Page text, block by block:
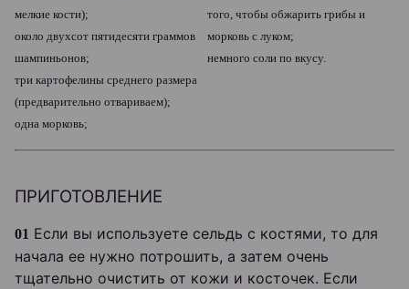
мелкие кости);
около двухсот пятидесяти граммов
шампиньонов;
три картофелины среднего размера
(предварительно отвариваем);
одна морковь;
того, чтобы обжарить грибы и
морковь с луком;
немного соли по вкусу.
ПРИГОТОВЛЕНИЕ
01 Если вы используете сельдь с костями, то для
начала ее нужно потрошить, а затем очень
тщательно очистить от кожи и косточек. Если